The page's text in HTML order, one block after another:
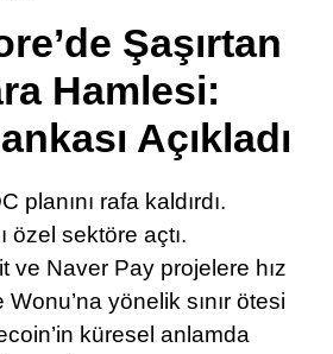
Youtube
TikTok
Pinterest
LinkedIn
Telegram
Şaşırtan
Hamlesi:
Açıkladı
planını rafa kaldırdı.
özel sektöre açtı.
ve Naver Pay projelere hız
yönelik sınır ötesi
küresel anlamda